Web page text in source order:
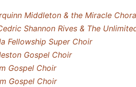
Middleton & the Miracle
Shannon Rives & The
Fellowship Super Choir
Gospel Choir
Gospel Choir
Gospel Choir